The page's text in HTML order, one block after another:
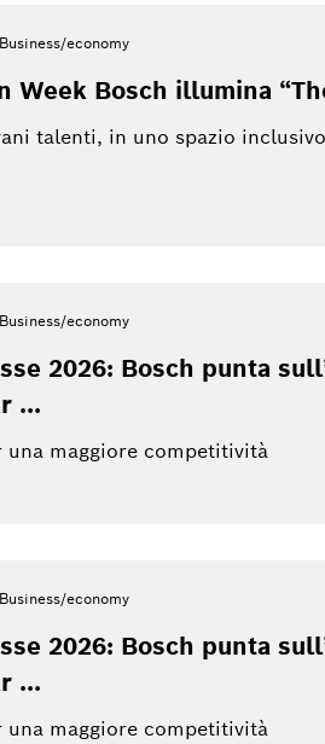
Energy & Building Technology
filtri
Business/economy
Week Bosch illumina
talenti, in uno spazio
Business/economy
2026: Bosch punta
...
una maggiore competitività
Business/economy
2026: Bosch punta
...
una maggiore competitività